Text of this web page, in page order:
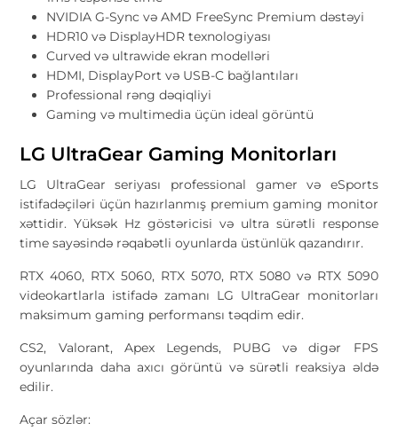
NVIDIA G-Sync və AMD FreeSync Premium dəstəyi
HDR10 və DisplayHDR texnologiyası
Curved və ultrawide ekran modelləri
HDMI, DisplayPort və USB-C bağlantıları
Professional rəng dəqiqliyi
Gaming və multimedia üçün ideal görüntü
LG UltraGear Gaming Monitorları
LG UltraGear seriyası professional gamer və eSports
istifadəçiləri üçün hazırlanmış premium gaming monitor
xəttidir. Yüksək Hz göstəricisi və ultra sürətli response
time sayəsində rəqabətli oyunlarda üstünlük qazandırır.
RTX 4060, RTX 5060, RTX 5070, RTX 5080 və RTX 5090
videokartlarla istifadə zamanı LG UltraGear monitorları
maksimum gaming performansı təqdim edir.
CS2, Valorant, Apex Legends, PUBG və digər FPS
oyunlarında daha axıcı görüntü və sürətli reaksiya əldə
edilir.
Açar sözlər: